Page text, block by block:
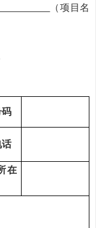
（项目名
码
话
在